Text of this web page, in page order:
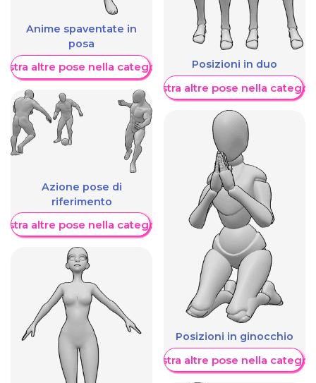
Anime spaventate in
posa
altre pose nella categoria
Azione pose di
riferimento
altre pose nella categoria
Posizioni in duo
Mostra altre pose nella
Posizioni in ginocchio
Mostra altre pose nella